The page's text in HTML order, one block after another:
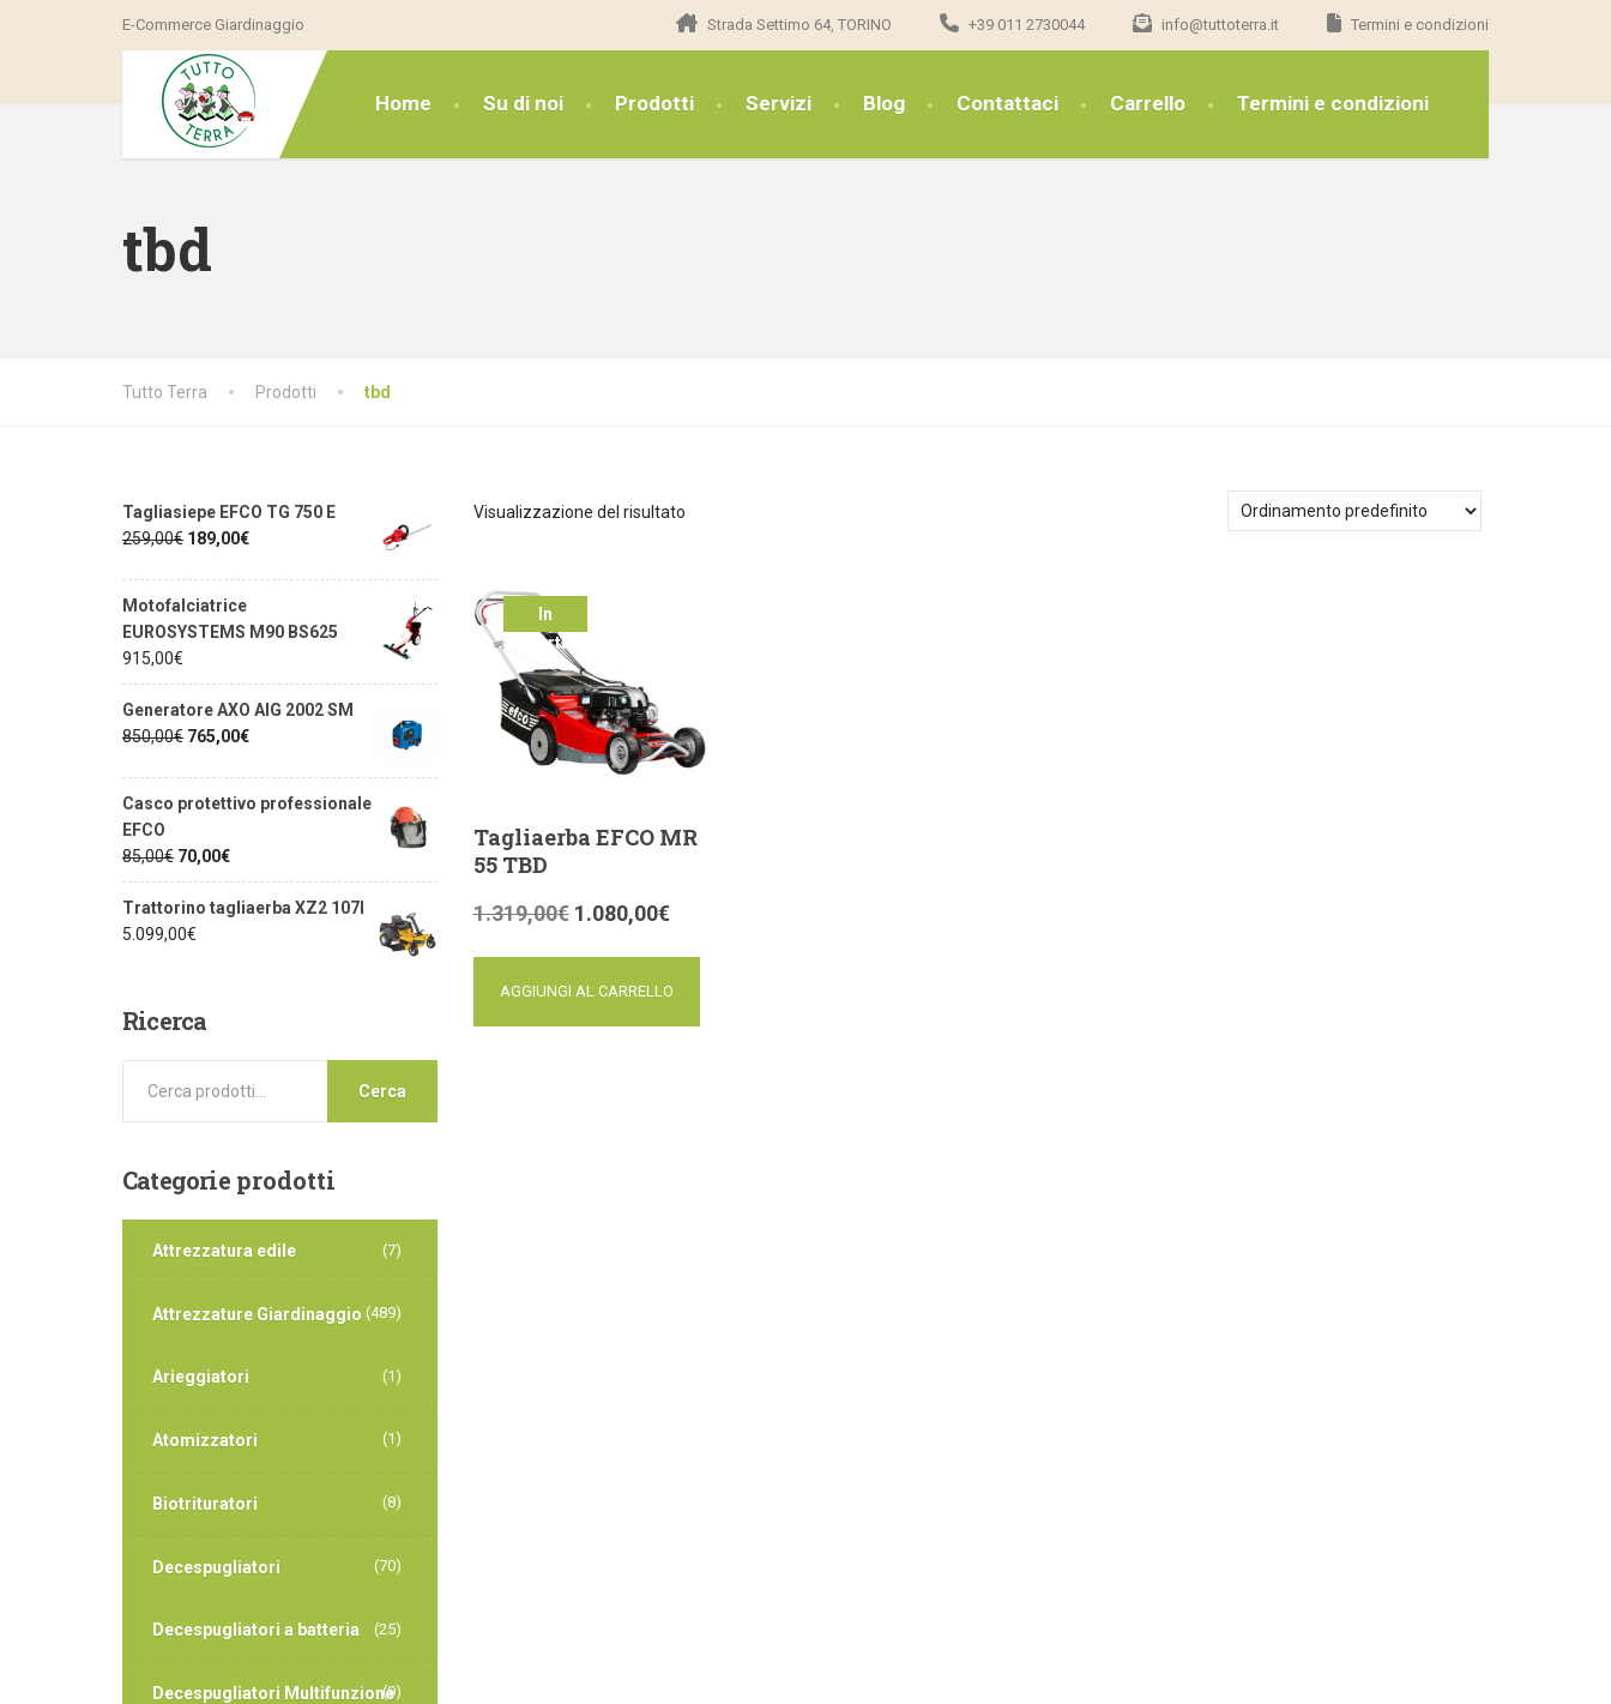
E-Commerce Giardinaggio Strada Settimo 64, TORINO +39 011 2730044 info@tuttoterra.it Termini e condizioni
Home Su di noi Prodotti Servizi Blog Contattaci Carrello Termini e condizioni
tbd
Tutto Terra Prodotti tbd
Visualizzazione del risultato
In
offerta!
Tagliaerba EFCO MR
55 TBD
1.319,00€ 1.080,00€
AGGIUNGI AL CARRELLO
Tagliasiepe EFCO TG 750 E
259,00€ 189,00€
Motofalciatrice
EUROSYSTEMS M90 BS625
915,00€
Generatore AXO AIG 2002 SM
850,00€ 765,00€
Casco protettivo professionale
EFCO
85,00€ 70,00€
Trattorino tagliaerba XZ2 107I
5.099,00€
Ricerca
Cerca
Categorieprodotti
Attrezzatura edile (7)
Attrezzature Giardinaggio (489)
Arieggiatori (1)
Atomizzatori (1)
Biotrituratori (8)
Decespugliatori (70)
Decespugliatori a batteria (25)
Decespugliatori Multifunzione
(9)